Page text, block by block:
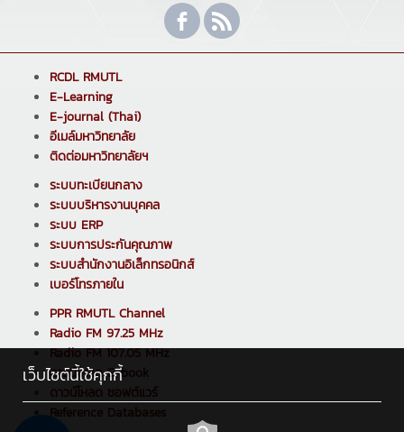
RCDL RMUTL
E-Learning
E-journal (Thai)
อีเมล์มหาวิทยาลัย
ติดต่อมหาวิทยาลัยฯ
ระบบทะเบียนกลาง
ระบบบริหารงานบุคคล
ระบบ ERP
ระบบการประกันคุณภาพ
ระบบสำนักงานอิเล็กทรอนิกส์
เบอร์โทรภายใน
PPR RMUTL Channel
Radio FM 97.25 MHz
Radio FM 107.05 MHz
ดาวน์โหลด E-book
ดาวน์โหลด ซอฟต์แวร์
Reference Databases
เว็บไซต์นี้ใช้คุกกี้